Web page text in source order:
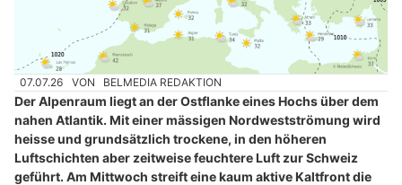
07.07.26 VON BELMEDIA REDAKTION
Der Alpenraum liegt an der Ostflanke eines Hochs über dem
nahen Atlantik. Mit einer mässigen Nordwestströmung wird
heisse und grundsätzlich trockene, in den höheren
Luftschichten aber zeitweise feuchtere Luft zur Schweiz
geführt. Am Mittwoch streift eine kaum aktive Kaltfront die